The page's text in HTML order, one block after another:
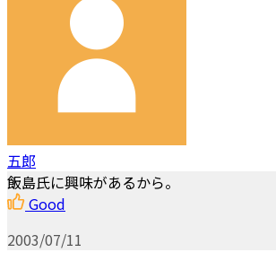
五郎
飯島氏に興味があるから。
Good
2003/07/11